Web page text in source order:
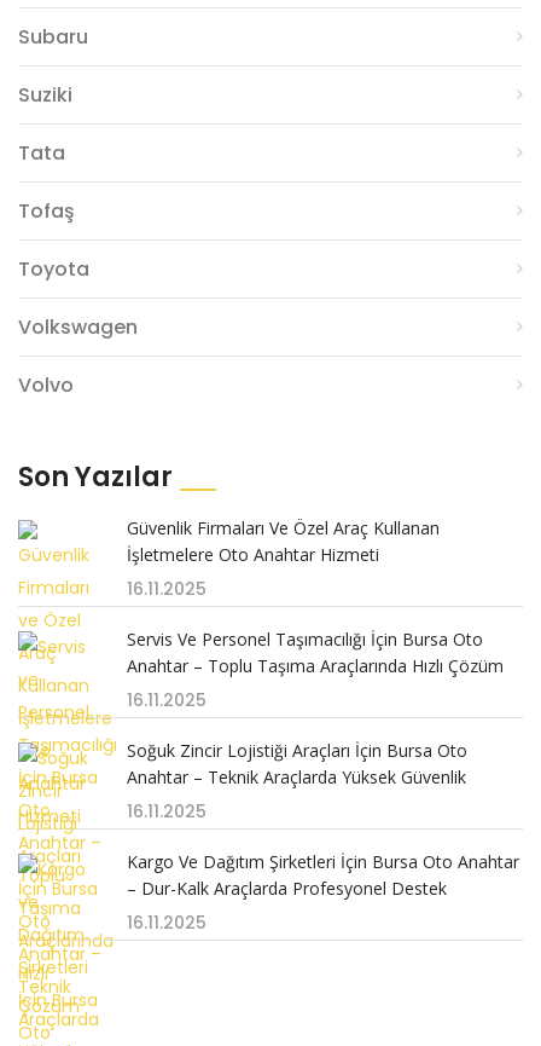
Subaru
Suziki
Tata
Tofaş
Toyota
Volkswagen
Volvo
Son Yazılar
Güvenlik Firmaları Ve Özel Araç Kullanan
İşletmelere Oto Anahtar Hizmeti
16.11.2025
Servis Ve Personel Taşımacılığı İçin Bursa Oto
Anahtar – Toplu Taşıma Araçlarında Hızlı Çözüm
16.11.2025
Soğuk Zincir Lojistiği Araçları İçin Bursa Oto
Anahtar – Teknik Araçlarda Yüksek Güvenlik
16.11.2025
Kargo Ve Dağıtım Şirketleri İçin Bursa Oto Anahtar
– Dur-Kalk Araçlarda Profesyonel Destek
16.11.2025